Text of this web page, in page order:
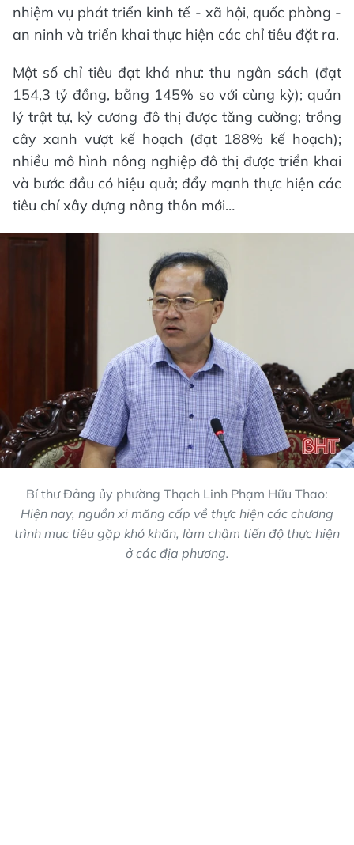
nhiệm vụ phát triển kinh tế - xã hội, quốc phòng -
an ninh và triển khai thực hiện các chỉ tiêu đặt ra.
Một số chỉ tiêu đạt khá như: thu ngân sách (đạt
154,3 tỷ đồng, bằng 145% so với cùng kỳ); quản
lý trật tự, kỷ cương đô thị được tăng cường; trồng
cây xanh vượt kế hoạch (đạt 188% kế hoạch);
nhiều mô hình nông nghiệp đô thị được triển khai
và bước đầu có hiệu quả; đẩy mạnh thực hiện các
tiêu chí xây dựng nông thôn mới…
Bí thư Đảng ủy phường Thạch Linh Phạm Hữu Thao:
Hiện nay, nguồn xi măng cấp về thực hiện các chương
trình mục tiêu gặp khó khăn, làm chậm tiến độ thực hiện
ở các địa phương.